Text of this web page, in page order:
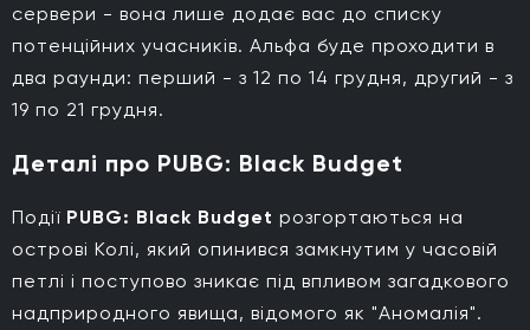
сервери - вона лише додає вас до списку
потенційних учасників. Альфа буде проходити в
два раунди: перший - з 12 по 14 грудня, другий - з
19 по 21 грудня.
Деталі про PUBG: Black Budget
Події PUBG: Black Budget розгортаються на
острові Колі, який опинився замкнутим у часовій
петлі і поступово зникає під впливом загадкового
надприродного явища, відомого як "Аномалія".